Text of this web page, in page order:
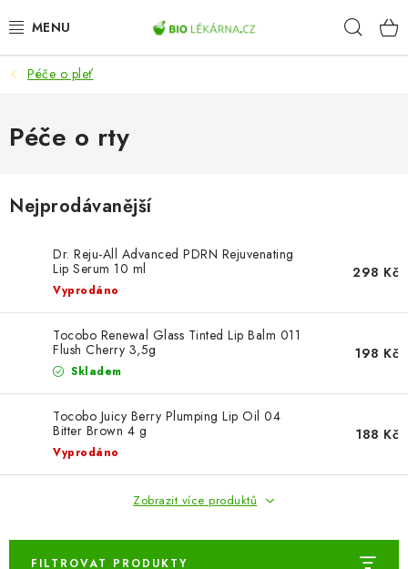
na
AKCE
DOPLŇKY STRAVY
SPORT
ZDRAVÉ POTRAVINY
PŘÍSTROJE
ZDRAVOTNÍ OKRUHY
ZNAČKY
Odborný garant MUDr. Monika Klaudysová
Péče o pleť
Péče o rty
Nejprodávanější
Dr. Reju-All Advanced PDRN Rejuvenating
Lip Serum 10 ml
Vyprodáno
298 Kč
Tocobo Renewal Glass Tinted Lip Balm 011
Flush Cherry 3,5g
Skladem
198 Kč
Tocobo Juicy Berry Plumping Lip Oil 04
Bitter Brown 4 g
Vyprodáno
188 Kč
Zobrazit více produktů
FILTROVAT PRODUKTY